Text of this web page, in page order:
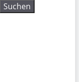
Suchen